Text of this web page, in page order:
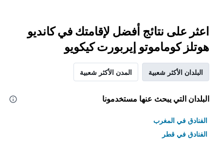
اعثر على نتائج أفضل لإقامتك في كانديو
هوتلز كوماموتو إيربورت كيكويو
البلدان الأكثر شعبية المدن الأكثر شعبية
البلدان التي يبحث عنها مستخدمونا
الفنادق في المغرب
الفنادق في قطر